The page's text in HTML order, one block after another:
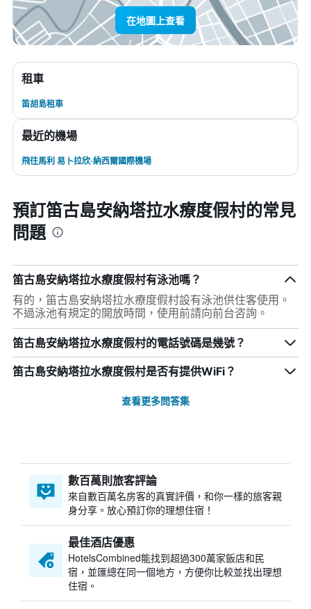
在地圖上查看
租車
笛胡島租車
最近的機場
飛往馬利 易卜拉欣·納西爾國際機場
預訂笛古島安納塔拉水療度假村的常見
問題
笛古島安納塔拉水療度假村有泳池嗎？
有的，笛古島安納塔拉水療度假村設有泳池供住客使用。
不過泳池有規定的開放時間，使用前請向前台咨詢。
笛古島安納塔拉水療度假村的電話號碼是幾號？
笛古島安納塔拉水療度假村是否有提供WiFi？
查看更多問答集
數百萬則旅客評論
來自數百萬名房客的真實評價，和你一樣的旅客親
身分享。放心預訂你的理想住宿！
最佳酒店優惠
HotelsCombined​能找到超過300萬家飯店和民
宿，並匯總在同一個地方，方便你比較並找出理想
住宿。